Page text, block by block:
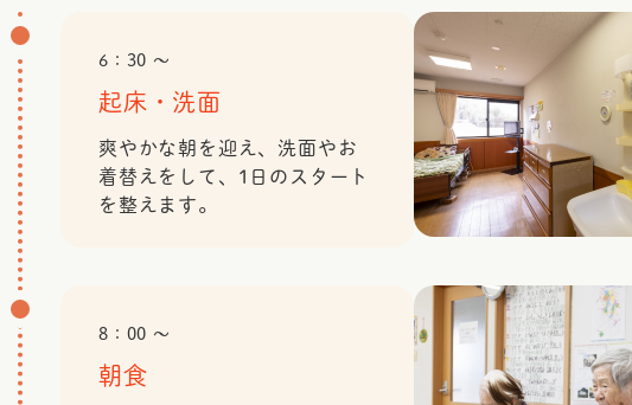
6：30 〜
起床・洗面
爽やかな朝を迎え、洗面やお
着替えをして、1日のスタート
を整えます。
8：00 〜
朝食